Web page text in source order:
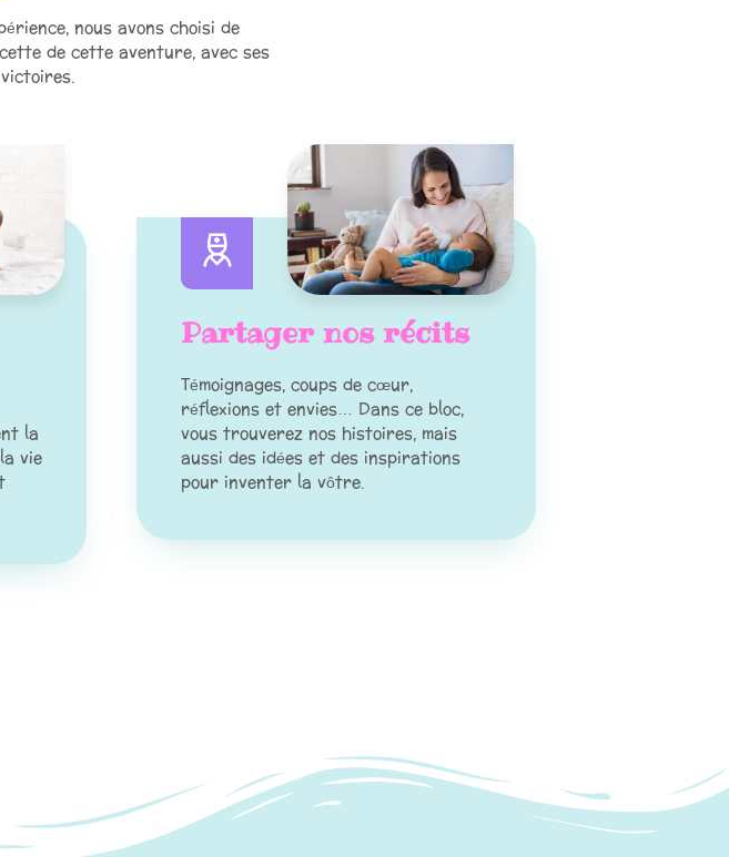
nous avons choisi de
de cette aventure, avec ses
la
vie
Partager nos récits
Témoignages, coups de cœur,
réflexions et envies… Dans ce bloc,
vous trouverez nos histoires, mais
aussi des idées et des inspirations
pour inventer la vôtre.